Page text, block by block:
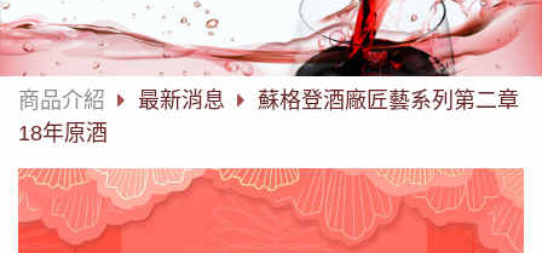
商品介紹 最新消息
蘇格登酒廠匠藝系列第二章
18年原酒